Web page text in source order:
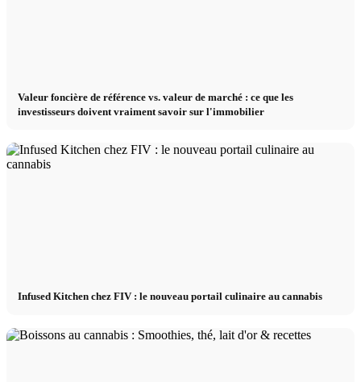
Valeur foncière de référence vs. valeur de marché : ce que les
investisseurs doivent vraiment savoir sur l'immobilier
Infused Kitchen chez FIV : le nouveau portail culinaire au cannabis